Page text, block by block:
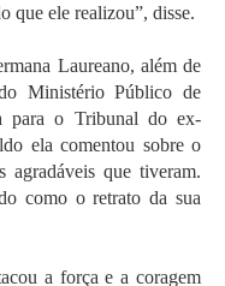
que ele realizou”, disse.
Laureano, além de
Ministério Público de
para o Tribunal do ex-
ela comentou sobre o
agradáveis que tiveram.
como o retrato da sua
a força e a coragem